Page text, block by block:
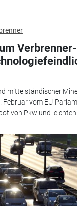
mittelständischer
Februar vom EU-
von Pkw und leichten